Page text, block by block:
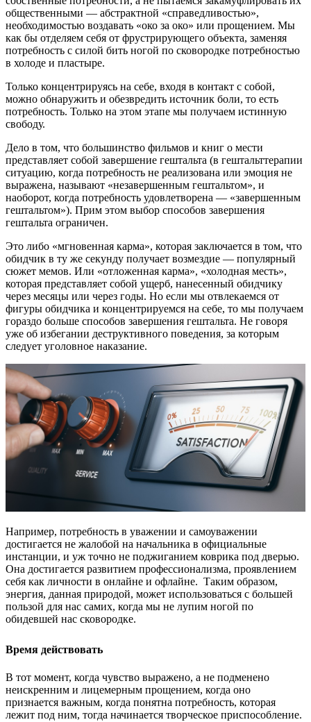
общественными — абстрактной «справедливостью»,
необходимостью воздавать «око за око» или прощением. Мы
как бы отделяем себя от фрустрирующего объекта, заменяя
потребность с силой бить ногой по сковородке потребностью
в холоде и пластыре.
Только концентрируясь на себе, входя в контакт с собой,
можно обнаружить и обезвредить источник боли, то есть
потребность. Только на этом этапе мы получаем истинную
свободу.
Дело в том, что большинство фильмов и книг о мести
представляет собой завершение гештальта (в гештальттерапии
ситуацию, когда потребность не реализована или эмоция не
выражена, называют «незавершенным гештальтом», и
наоборот, когда потребность удовлетворена — «завершенным
гештальтом»). Прим этом выбор способов завершения
гештальта ограничен.
Это либо «мгновенная карма», которая заключается в том, что
обидчик в ту же секунду получает возмездие — популярный
сюжет мемов. Или «отложенная карма», «холодная месть»,
которая представляет собой ущерб, нанесенный обидчику
через месяцы или через годы. Но если мы отвлекаемся от
фигуры обидчика и концентрируемся на себе, то мы получаем
гораздо больше способов завершения гештальта. Не говоря
уже об избегании деструктивного поведения, за которым
следует уголовное наказание.
Например, потребность в уважении и самоуважении
достигается не жалобой на начальника в официальные
инстанции, и уж точно не поджиганием коврика под дверью.
Она достигается развитием профессионализма, проявлением
себя как личности в онлайне и офлайне. Таким образом,
энергия, данная природой, может использоваться с большей
пользой для нас самих, когда мы не лупим ногой по
обидевшей нас сковородке.
Время действовать
В тот момент, когда чувство выражено, а не подменено
неискренним и лицемерным прощением, когда оно
признается важным, когда понятна потребность, которая
лежит под ним, тогда начинается творческое приспособление.